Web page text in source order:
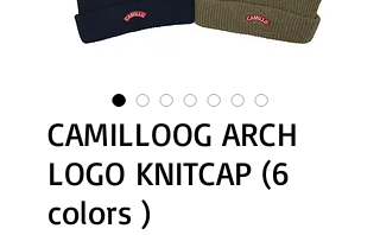
CAMILLOOG ARCH
LOGO KNITCAP (6
colors )